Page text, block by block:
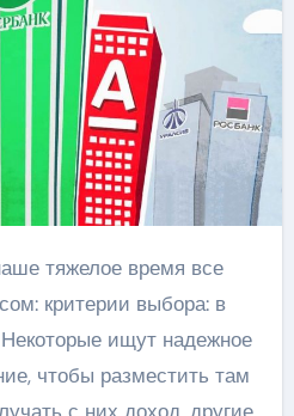
критерии выбора: в
Некоторые ищут надежное
чтобы разместить там